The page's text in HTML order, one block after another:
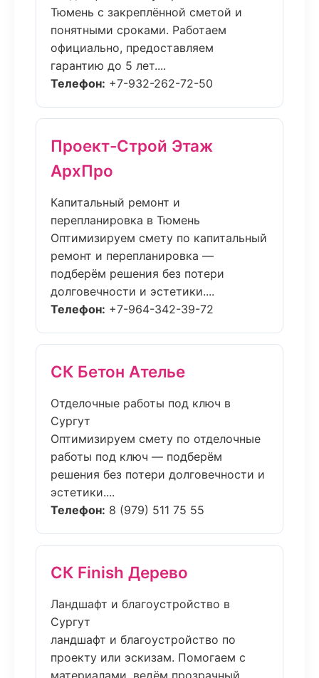
Тюмень с закреплённой сметой и
понятными сроками. Работаем
официально, предоставляем
гарантию до 5 лет....
Телефон: +7-932-262-72-50
Проект-Строй Этаж
АрхПро
Капитальный ремонт и
перепланировка в Тюмень
Оптимизируем смету по капитальный
ремонт и перепланировка —
подберём решения без потери
долговечности и эстетики....
Телефон: +7-964-342-39-72
СК Бетон Ателье
Отделочные работы под ключ в
Сургут
Оптимизируем смету по отделочные
работы под ключ — подберём
решения без потери долговечности и
эстетики....
Телефон: 8 (979) 511 75 55
СК Finish Дерево
Ландшафт и благоустройство в
Сургут
ландшафт и благоустройство по
проекту или эскизам. Помогаем с
материалами, ведём прозрачный